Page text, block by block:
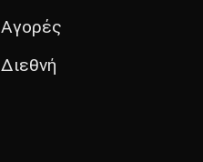
Αγορές
Διεθνή